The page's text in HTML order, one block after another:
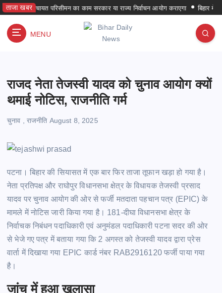
S
k
ताजा खबर
पंचायत परिसीमन का काम सरकार या राज्य निर्वाचन आयोग कराएगा बिहार में पहली
MENU
राजद नेता तेजस्वी यादव को चुनाव आयोग क्यों
थमाई नोटिस, राजनीति गर्म
चुनाव , राजनीति August 8, 2025
पटना। बिहार की सियासत में एक बार फिर ताजा तूफानखड़ा हो गया है।
नेता प्रतिपक्ष और राघोपुर विधानसभा क्षेत्र के विधायक तेजस्वी प्रसाद
यादव पर चुनाव आयोग की ओर से फर्जी मतदाता पहचान पत्र (EPIC) के
मामले में नोटिस जारी किया गया है। 181-दीघा विधानसभा क्षेत्र के
निर्वाचक निबंधन पदाधिकारी एवं अनुमंडल पदाधिकारी पटना सदर की ओर
से भेजे गए पत्र में बताया गया कि 2 अगस्त को तेजस्वी यादव द्वारा प्रेस
वार्ता में दिखाया गया EPIC कार्ड नंबर RAB2916120फर्जी पाया गया
है।
जांच में हुआ खुलासा